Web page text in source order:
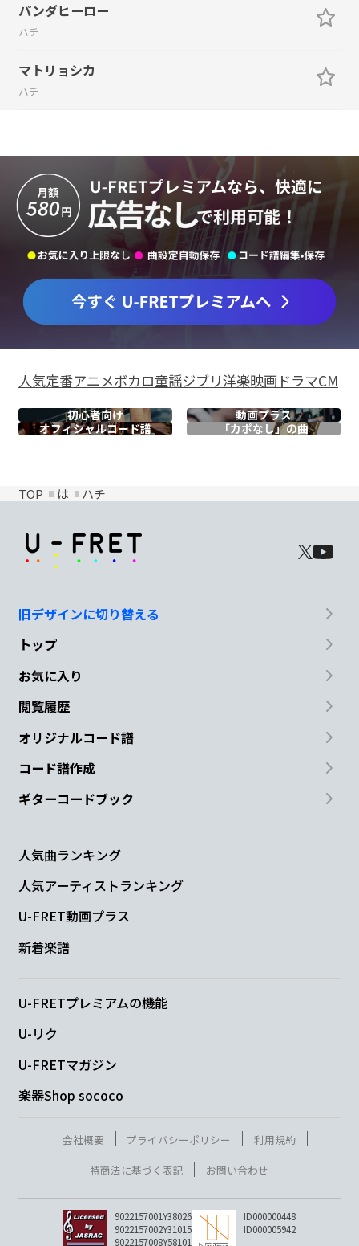
パンダヒーロー
ハチ
マトリョシカ
ハチ
人気定番アニメボカロ童謡ジブリ洋楽映画ドラマCM
初心者向け
動画プラス
オフィシャルコード譜 「カポなし」の曲
TOP は ハチ
旧デザインに切り替える
トップ
お気に入り
閲覧履歴
オリジナルコード譜
コード譜作成
ギターコードブック
人気曲ランキング
人気アーティストランキング
U-FRET動画プラス
新着楽譜
U-FRETプレミアムの機能
U-リク
U-FRETマガジン
楽器Shop sococo
会社概要 プライバシーポリシー
利用規約
特商法に基づく表記
お問い合わせ
9022157001Y38026
9022157002Y31015
9022157008Y58101
ID000000448
ID000005942